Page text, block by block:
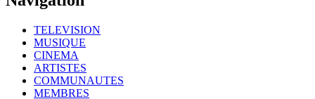
TELEVISION
MUSIQUE
CINEMA
ARTISTES
COMMUNAUTES
MEMBRES